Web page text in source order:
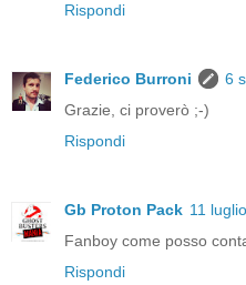
Rispondi
Federico Burroni
6
Grazie, ci proverò ;-)
Rispondi
Gb Proton Pack 11
Fanboy come posso
Rispondi